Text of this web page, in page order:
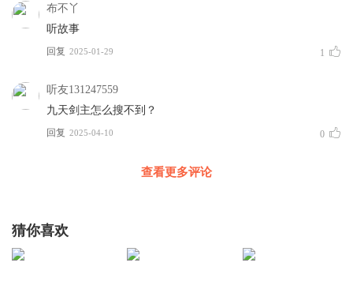
布不丫
听故事
回复 2025-01-29 1
听友131247559
九天剑主怎么搜不到？
回复 2025-04-10 0
查看更多评论
猜你喜欢